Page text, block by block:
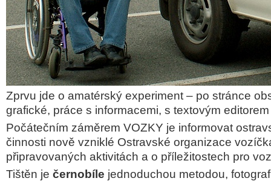
Zprvu jde o amatérský experiment – po stránce
grafické, práce s informacemi, s textovým
Počátečním záměrem VOZKY je informovat
činnosti nově vzniklé Ostravské organizace
připravovaných aktivitách a o příležitostech pro
Tištěn je černobíle jednoduchou metodou,